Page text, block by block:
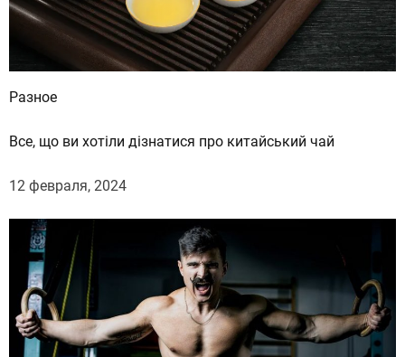
Разное
Все, що ви хотіли дізнатися про китайський чай
12 февраля, 2024